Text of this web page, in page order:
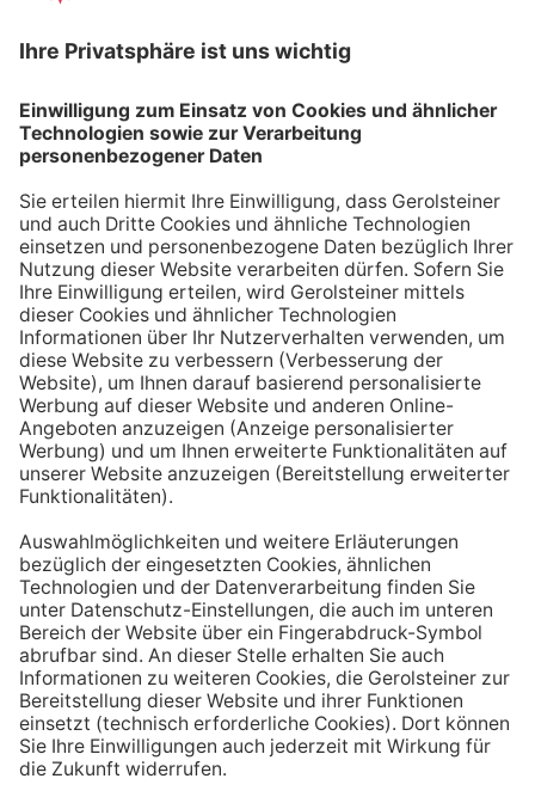
nicht vergisst. Denke daran, auch unterwegs immer
etwas Wasser dabei zu haben. Kleine PET-Flaschen mit
hinnehmen.
Tipp #2: Trinke direkt nach dem Aufstehen
Über Nacht verliert dein Körper Flüssigkeit. Um gut in
den Tag zu starten, solltest du deshalb direkt nach dem
Aufstehen ein großes Glas Wasser trinken. Stelle dir
zum Beispiel eine Flasche Mineralwasser direkt ans
Bett, damit du dieses kleine Morgenritual sofort
durchführen kannst.
Tipp #3: Vor und während jeder Mahlzeit
ein Glas Wasser trinken
Dadurch verknüpfst du das Trinken mit einem Ereignis.
einer Mahlzeit trinken, unterstützt du außerdem die
Produktion von Verdauungssäften. Zusätzlich fördert
das Trinken während des Essens das Sättigungsgefühl.
Tipp #4: Peppe dein Wasser auf
Wenn dir der Geschmack von purem Mineralwasser
nicht reichen sollte, dann kannst du deine Getränke mit
einfachen Mitteln verfeinern. Mische dir einfach